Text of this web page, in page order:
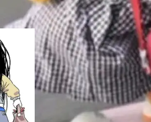
试用和效率提升的需求。
疗等对数据安全要求较...
步看清混合算力时代下，
是否被充分利用，以及持
优化。 深信服AI算力网关
题，从Token治理和成本治
每一份算力都看得清、管
下、更安全！ 一、从现在开
27 年后，宣布离职。 他
开的还有 Sanjay Ghema
号 23，Jeff Dean 二十多
和 Bigtable 的共同
大脑核心成员，Se
同发明人）以及 Oriol Vin
责人，AlphaSta...
发布：界面
、记忆搜索增强
全中文编码智能体，这一轮
、记得住」三件事一次补
么 SolonCode 是杭州无
终端编码智能体——一位全
自主理解需求、规划步
型、不挑平台，curl 一行
：Gitee · GitCode · GitHu
（8~26）、macOS / Linu
PC。 # macOS / Linu
度释放AI Coding
道（CodeArts）
技术的作用与价值 在软件工
业核心知识资产的主要载
常包含数十万乃至数百万
次模型调用可承载的上下
的持续扩张与代码历史的
小时，算法工程
为干私活
公布了一起案件：北京一